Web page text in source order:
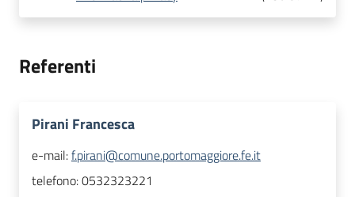
Referenti
Pirani Francesca
e-mail:f.pirani@comune.portomaggiore.fe.it
telefono:0532323221